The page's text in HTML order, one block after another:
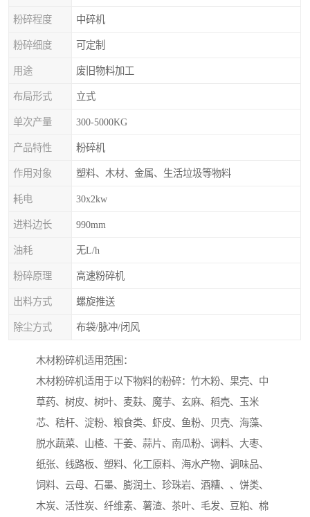
粉碎程度 中碎机
粉碎细度 可定制
用途 废旧物料加工
布局形式 立式
单次产量 300-5000KG
产品特性 粉碎机
作用对象 塑料、木材、金属、生活垃圾等物料
耗电 30x2kw
进料边长 990mm
油耗 无L/h
粉碎原理 高速粉碎机
出料方式 螺旋推送
除尘方式 布袋/脉冲/闭风
木材粉碎机适用范围：
木材粉碎机适用于以下物料的粉碎：竹木粉、果壳、中
草药、树皮、树叶、麦麸、魔芋、玄麻、稻壳、玉米
芯、秸杆、淀粉、粮食类、虾皮、鱼粉、贝壳、海藻、
脱水蔬菜、山楂、干姜、蒜片、南瓜粉、调料、大枣、
纸张、线路板、塑料、化工原料、海水产物、调味品、
饲料、云母、石墨、膨润土、珍珠岩、酒糟、、饼类、
木炭、活性炭、纤维素、薯渣、茶叶、毛发、豆粕、棉